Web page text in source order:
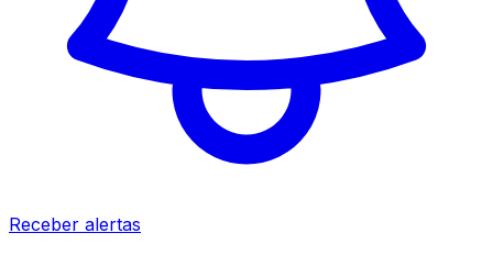
Receber alertas